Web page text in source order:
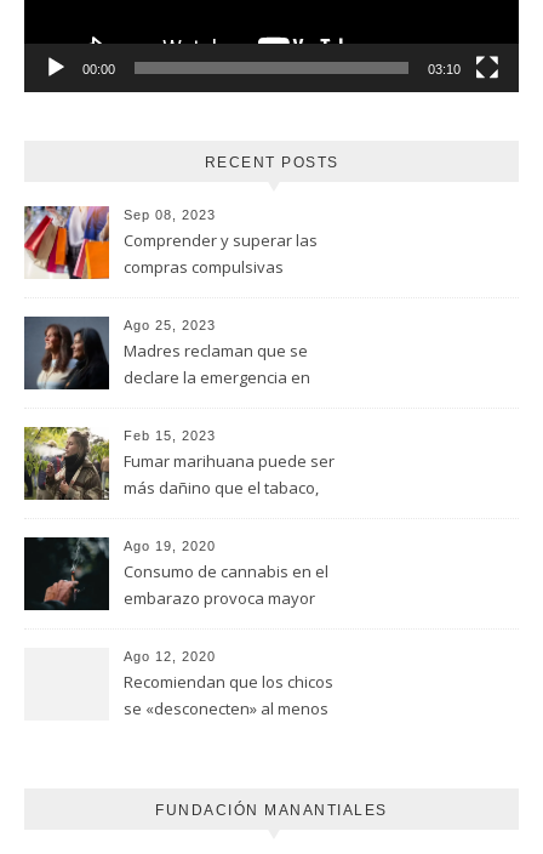
00:00 03:10
RECENT POSTS
Sep 08, 2023
Comprender y superar las
compras compulsivas
Ago 25, 2023
Madres reclaman que se
declare la emergencia en
Feb 15, 2023
Fumar marihuana puede ser
más dañino que el tabaco,
Universidad de Ottawa
Ago 19, 2020
Consumo de cannabis en el
embarazo provoca mayor
(FUNDACION MANANTIALES)
Ago 12, 2020
Recomiendan que los chicos
se «desconecten» al menos
FUNDACIÓN MANANTIALES